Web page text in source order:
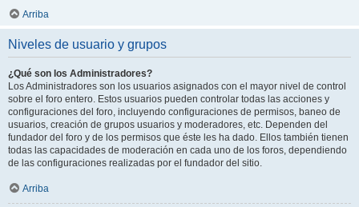
Arriba
Niveles de usuario y grupos
¿Qué son los Administradores?
Los Administradores son los usuarios asignados con el mayor nivel de control
sobre el foro entero. Estos usuarios pueden controlar todas las acciones y
configuraciones del foro, incluyendo configuraciones de permisos, baneo de
usuarios, creación de grupos usuarios y moderadores, etc. Dependen del
fundador del foro y de los permisos que éste les ha dado. Ellos también tienen
todas las capacidades de moderación en cada uno de los foros, dependiendo
de las configuraciones realizadas por el fundador del sitio.
Arriba